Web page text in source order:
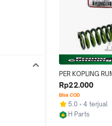
PER KOPLING
MANGKOK TIGER
22401-KCJ-711 ASLI
ORIGINAL AHM
HONDA
Rp22.000
Bisa COD
5.0
4 terjual
H Parts